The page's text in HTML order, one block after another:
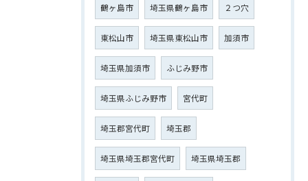
鶴ヶ島市 埼玉県鶴ヶ島市 ２つ穴
東松山市 埼玉県東松山市 加須市
埼玉県加須市 ふじみ野市
埼玉県ふじみ野市 宮代町
埼玉郡宮代町 埼玉郡
埼玉県埼玉郡宮代町 埼玉県埼玉郡